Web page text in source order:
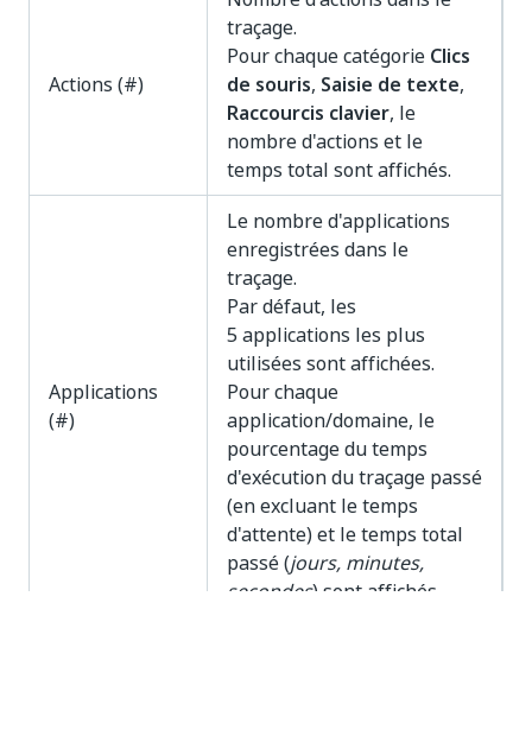
Actions (#)
traçage.
Pour chaque catégorie Clics
de souris, Saisie de texte,
Raccourcis clavier, le
nombre d'actions et le
temps total sont affichés.
Applications
(#)
Le nombre d'applications
enregistrées dans le
traçage.
Par défaut, les
5 applications les plus
utilisées sont affichées.
Pour chaque
application/domaine, le
pourcentage du temps
d'exécution du traçage passé
(en excluant le temps
d'attente) et le temps total
passé (jours, minutes,
secondes) sont affichés.